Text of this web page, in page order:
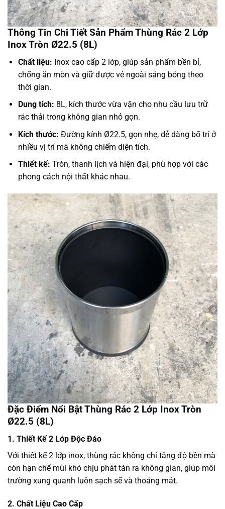
Thông Tin Chi Tiết Sản Phẩm Thùng Rác 2 Lớp
Inox Tròn Ø22.5 (8L)
Chất liệu: Inox cao cấp 2 lớp, giúp sản phẩm bền bỉ,
chống ăn mòn và giữ được vẻ ngoài sáng bóng theo
thời gian.
Dung tích: 8L, kích thước vừa vặn cho nhu cầu lưu trữ
rác thải trong không gian nhỏ gọn.
Kích thước: Đường kính Ø22.5, gọn nhẹ, dễ dàng bố trí ở
nhiều vị trí mà không chiếm diện tích.
Thiết kế: Tròn, thanh lịch và hiện đại, phù hợp với các
phong cách nội thất khác nhau.
Đặc Điểm Nổi Bật Thùng Rác 2 Lớp Inox Tròn
Ø22.5 (8L)
1. Thiết Kế 2 Lớp Độc Đáo
Với thiết kế 2 lớp inox, thùng rác không chỉ tăng độ bền mà
còn hạn chế mùi khó chịu phát tán ra không gian, giúp môi
trường xung quanh luôn sạch sẽ và thoáng mát.
2. Chất Liệu Cao Cấp